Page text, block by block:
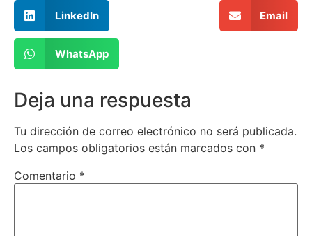
LinkedIn Email
WhatsApp
Deja una respuesta
Tu dirección de correo electrónico no será publicada.
Los campos obligatorios están marcados con *
Comentario *